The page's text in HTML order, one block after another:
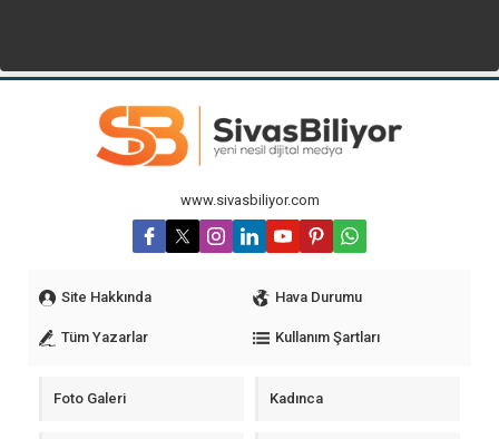
www.sivasbiliyor.com
Site Hakkında Hava Durumu
Tüm Yazarlar Kullanım Şartları
Foto Galeri Kadınca